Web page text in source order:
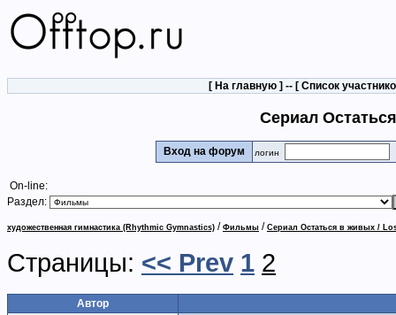
[ На главную ] -- [ Список
Сериал
Вход на форум логин
On-line:
Раздел:
художественная гимнастика (Rhythmic Gymnastics) / Фильмы / Сериал Остаться в живых /
Страницы: << Prev 1 2
Автор